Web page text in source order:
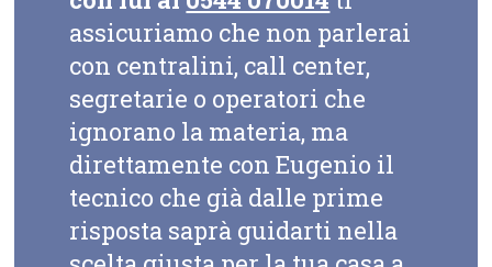
assicuriamo che non parlerai
con centralini, call center,
segretarie o operatori che
ignorano la materia, ma
direttamente con Eugenio il
tecnico che già dalle prime
risposta saprà guidarti nella